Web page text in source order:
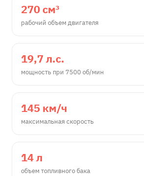
270 см³
рабочий объем двигателя
19,7 л.с.
мощность при 7500 об/мин
145 км/ч
максимальная скорость
14 л
объем топливного бака